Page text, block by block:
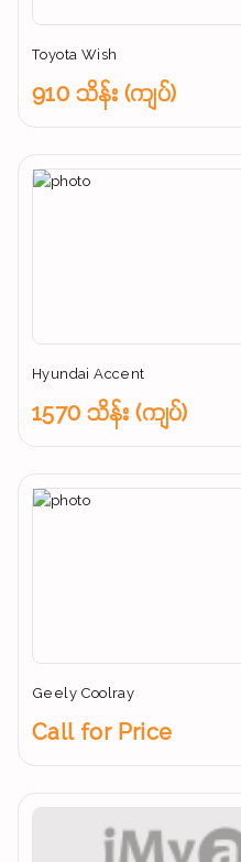
Toyota Wish
910 သိန်း (ကျပ်)
Hyundai Accent
1570 သိန်း (ကျပ်)
Geely Coolray
Call for Price